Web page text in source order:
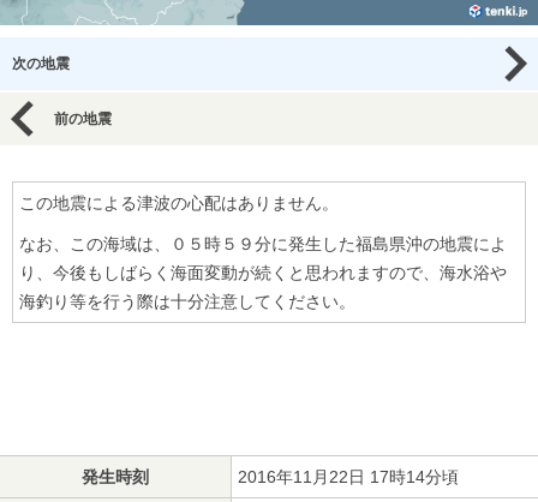
次の地震
前の地震
この地震による津波の心配はありません。
なお、この海域は、０５時５９分に発生した福島県沖の地震によ
り、今後もしばらく海面変動が続くと思われますので、海水浴や
海釣り等を行う際は十分注意してください。
発生時刻 2016年11月22日 17時14分頃